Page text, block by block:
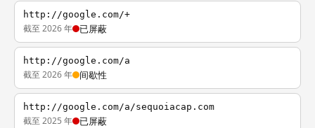
http://google.com/+
截至 2026 年 已屏蔽
http://google.com/a
截至 2026 年 间歇性
http://google.com/a/sequoiacap.com
截至 2025 年 已屏蔽